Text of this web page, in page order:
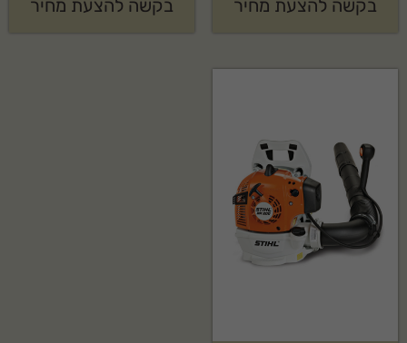
בקשה להצעת מחיר בקשה להצעת מחיר